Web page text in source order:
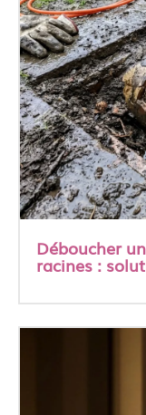
Déboucher
racines :